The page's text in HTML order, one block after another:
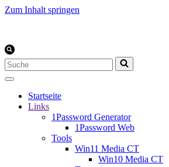
Zum Inhalt springen
Suchen
nach …
Startseite
Links
1Password Generator
1Password Web
Tools
Win11 Media CT
Win10 Media CT